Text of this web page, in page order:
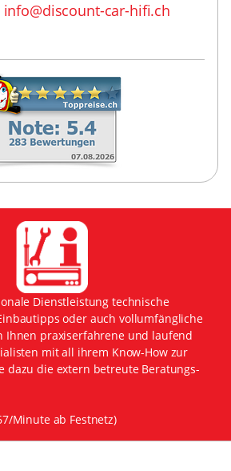
info@discount-car-hifi.ch
Dienstleistung technische
oder auch vollumfängliche
Ihnen praxiserfahrene und laufend
mit all ihrem Know-How zur
dazu die extern betreute Beratungs-
Minute ab Festnetz)